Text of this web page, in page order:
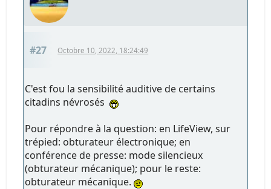
#27 Octobre 10, 2022, 18:24:49
C'est fou la sensibilité auditive de certains
citadins névrosés
Pour répondre à la question: en LifeView, sur
trépied: obturateur électronique; en
conférence de presse: mode silencieux
(obturateur mécanique); pour le reste:
obturateur mécanique.